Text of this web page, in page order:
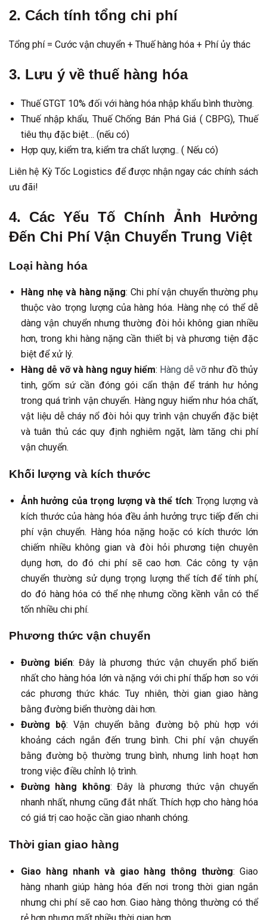
2. Cách tính tổng chi phí
Tổng phí = Cước vận chuyển + Thuế hàng hóa + Phí ủy thác
3. Lưu ý về thuế hàng hóa
Thuế GTGT 10% đối với hàng hóa nhập khẩu bình thường.
Thuế nhập khẩu, Thuế Chống Bán Phá Giá ( CBPG), Thuế
tiêu thụ đặc biệt… (nếu có)
Hợp quy, kiểm tra, kiểm tra chất lượng.. ( Nếu có)
Liên hệ Kỳ Tốc Logistics để được nhận ngay các chính sách
ưu đãi!
4. Các Yếu Tố Chính Ảnh Hưởng
Đến Chi Phí Vận Chuyển Trung Việt
Loại hàng hóa
Hàng nhẹ và hàng nặng: Chi phí vận chuyển thường phụ
thuộc vào trọng lượng của hàng hóa. Hàng nhẹ có thể dễ
dàng vận chuyển nhưng thường đòi hỏi không gian nhiều
hơn, trong khi hàng nặng cần thiết bị và phương tiện đặc
biệt để xử lý.
Hàng dễ vỡ và hàng nguy hiểm: Hàng dễ vỡnhư đồ thủy
tinh, gốm sứ cần đóng gói cẩn thận để tránh hư hỏng
trong quá trình vận chuyển. Hàng nguy hiểm như hóa chất,
vật liệu dễ cháy nổ đòi hỏi quy trình vận chuyển đặc biệt
và tuân thủ các quy định nghiêm ngặt, làm tăng chi phí
vận chuyển.
Khối lượng và kích thước
Ảnh hưởng của trọng lượng và thể tích: Trọng lượng và
kích thước của hàng hóa đều ảnh hưởng trực tiếp đến chi
phí vận chuyển. Hàng hóa nặng hoặc có kích thước lớn
chiếm nhiều không gian và đòi hỏi phương tiện chuyên
dụng hơn, do đó chi phí sẽ cao hơn. Các công ty vận
chuyển thường sử dụng trọng lượng thể tích để tính phí,
do đó hàng hóa có thể nhẹ nhưng cồng kềnh vẫn có thể
tốn nhiều chi phí.
Phương thức vận chuyển
Đường biển: Đây là phương thức vận chuyển phổ biến
nhất cho hàng hóa lớn và nặng với chi phí thấp hơn so với
các phương thức khác. Tuy nhiên, thời gian giao hàng
bằng đường biển thường dài hơn.
Đường bộ: Vận chuyển bằng đường bộ phù hợp với
khoảng cách ngắn đến trung bình. Chi phí vận chuyển
bằng đường bộ thường trung bình, nhưng linh hoạt hơn
trong việc điều chỉnh lộ trình.
Đường hàng không: Đây là phương thức vận chuyển
nhanh nhất, nhưng cũng đắt nhất. Thích hợp cho hàng hóa
có giá trị cao hoặc cần giao nhanh chóng.
Thời gian giao hàng
Giao hàng nhanh và giao hàng thông thường: Giao
hàng nhanh giúp hàng hóa đến nơi trong thời gian ngắn
nhưng chi phí sẽ cao hơn. Giao hàng thông thường có thể
rẻ hơn nhưng mất nhiều thời gian hơn.